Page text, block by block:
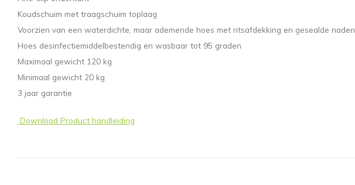
Koudschuim met traagschuim toplaag
Voorzien van een waterdichte, maar ademende hoes met ritsafdekking en gesealde naden
Hoes desinfectiemiddelbestendig en wasbaar tot 95 graden
Maximaal gewicht 120 kg
Minimaal gewicht 20 kg
3 jaar garantie
Download Product handleiding